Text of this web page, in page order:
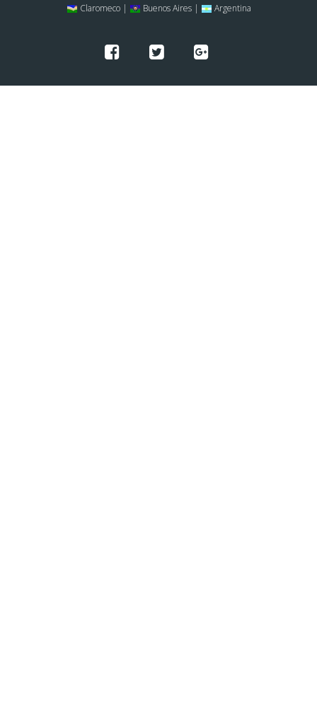
Claromeco |
Buenos Aires | Argentina